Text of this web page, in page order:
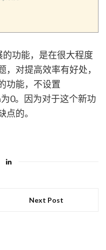
功能，是在很大程度
，对提高效率有好处，
功能，不设置
为0。因为对于这个新功
的。
Next Post